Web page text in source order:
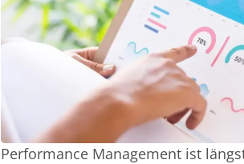
Performance Management ist